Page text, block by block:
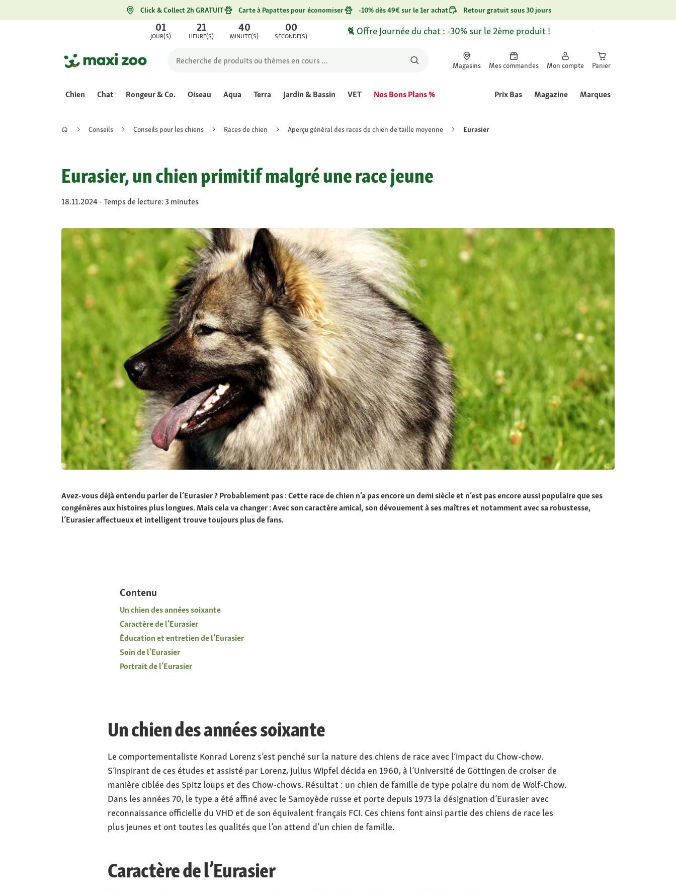
Click & Collect 2h GRATUIT Carte à Papattes pour économiser -10% dès 49€ sur le 1er achat Retour gratuit sous 30 jours
01
JOUR(S)
21
HEURE(S)
40
MINUTE(S)
00
SECONDE(S) 🐈 Offre Journée du chat : -30% sur le 2ème produit !
Magasins Mes commandes Mon compte Panier
Chien Chat Rongeur & Co. Oiseau Aqua Terra Jardin & Bassin VET Nos Bons Plans % Prix Bas Magazine Marques
Conseils Conseils pour les chiens Races de chien Aperçu général des races de chien de taille moyenne Eurasier
Eurasier, un chien primitif malgré une race jeune
18.11.2024 - Temps de lecture: 3 minutes
Avez-vous déjà entendu parler de l’Eurasier ? Probablement pas : Cette race de chien n’a pas encore un demi siècle et n’est pas encore aussi populaire que ses
congénères aux histoires plus longues. Mais cela va changer : Avec son caractère amical, son dévouement à ses maîtres et notamment avec sa robustesse,
l’Eurasier affectueux et intelligent trouve toujours plus de fans.
Contenu
Un chien des années soixante
Caractère de l’Eurasier
Éducation et entretien de l’Eurasier
Soin de l’Eurasier
Portrait de l’Eurasier
Un chien des années soixante
Le comportementaliste Konrad Lorenz s’est penché sur la nature des chiens de race avec l’impact du Chow-chow.
S’inspirant de ces études et assisté par Lorenz, Julius Wipfel décida en 1960, à l’Université de Göttingen de croiser de
manière ciblée des Spitz loups et des Chow-chows. Résultat : un chien de famille de type polaire du nom de Wolf-Chow.
Dans les années 70, le type a été affiné avec le Samoyède russe et porte depuis 1973 la désignation d’Eurasier avec
reconnaissance officielle du VHD et de son équivalent français FCI. Ces chiens font ainsi partie des chiens de race les
plus jeunes et ont toutes les qualités que l’on attend d’un chien de famille.
Caractère de l’Eurasier